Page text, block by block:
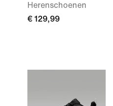
Herenschoenen
€ 129,99